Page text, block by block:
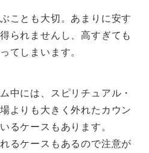
ことも大切。あまりに安す
られませんし、高すぎても
てしまいます。
中には、スピリチュアル・
よりも大きく外れたカウン
るケースもあります。
るケースもあるので注意が